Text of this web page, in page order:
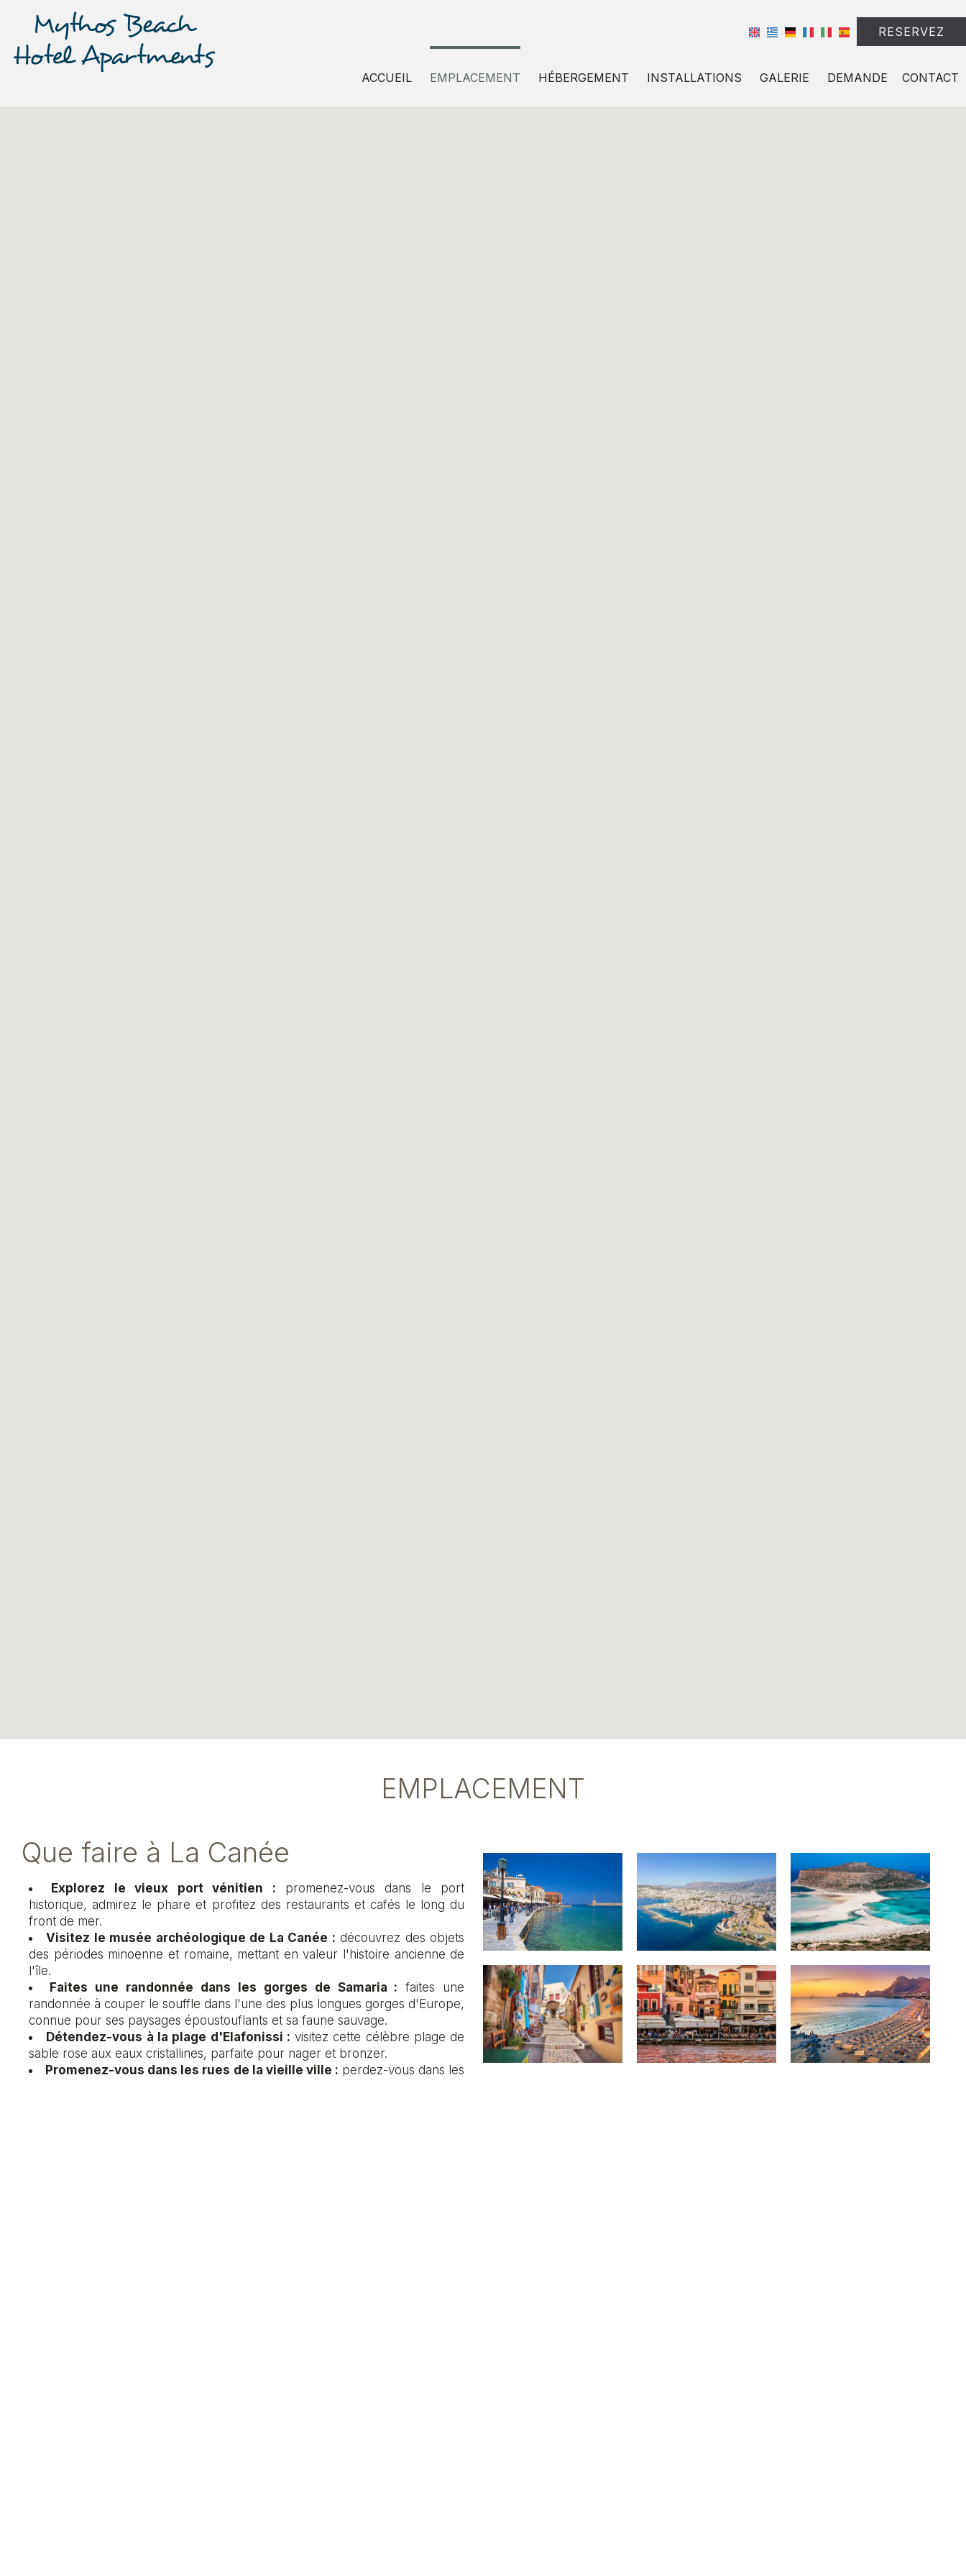
RESERVEZ
ACCUEIL EMPLACEMENT HÉBERGEMENT INSTALLATIONS GALERIE DEMANDE CONTACT
EMPLACEMENT
Que faire à La Canée
Explorez le vieux port vénitien : promenez-vous dans le port
historique, admirez le phare et profitez des restaurants et cafés le long du
front de mer.
Visitez le musée archéologique de La Canée : découvrez des objets
des périodes minoenne et romaine, mettant en valeur l'histoire ancienne de
l'île.
Faites une randonnée dans les gorges de Samaria : faites une
randonnée à couper le souffle dans l'une des plus longues gorges d'Europe,
connue pour ses paysages époustouflants et sa faune sauvage.
Détendez-vous à la plage d'Elafonissi : visitez cette célèbre plage de
sable rose aux eaux cristallines, parfaite pour nager et bronzer.
Promenez-vous dans les rues de la vieille ville : perdez-vous dans les